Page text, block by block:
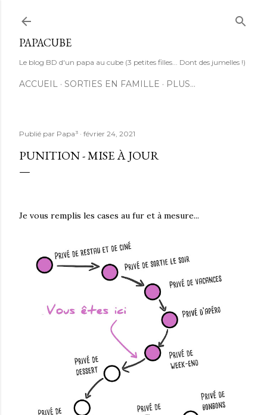
PAPACUBE
Le blog BD d'un papa au cube (3 petites filles... Dont des jumelles !)
ACCUEIL SORTIES EN FAMILLE PLUS…
Publié par Papa³ février 24, 2021
PUNITION - MISE À JOUR
Je vous remplis les cases au fur et à mesure...